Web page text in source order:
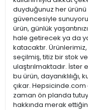
duyduğunuz her ürünü
güvencesiyle
ürün, günlük
hale getirecek ya da
katacaktır.
seçilmiş, titiz bir stok
ulaştırılmaktadır.
bu ürün, dayanıklılığı,
çıkar.
zaman ön planda
hakkında merak